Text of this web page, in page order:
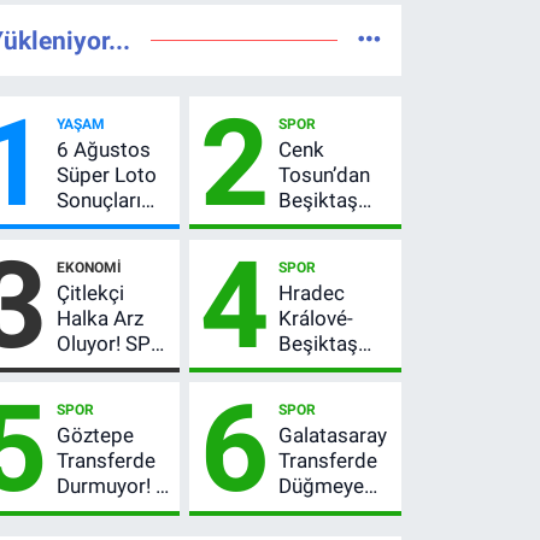
YAŞAM
6 Ağustos
Süper Loto
Sonuçları
Açıklandı!
TL’lik Çekiliş
2 SPOR
Cenk
Tosun’dan
Beşiktaş
açıklaması:
asıl mesajı
satır
arasında
verdi
EKONOMI
Çitlekçi
Halka Arz
Oluyor! SPK
Onayladı:
Sayısı ve
Talep
Toplama
Tarihi
4 SPOR
Hradec
Králové-
Beşiktaş
maçı hangi
Şifresiz
canlı yayın
izleme
rehberi
SPOR
Göztepe
Transferde
Durmuyor! 6
İmza
6 SPOR
Galatasaray
Transferde
Düğmeye
Bastı! Leao,